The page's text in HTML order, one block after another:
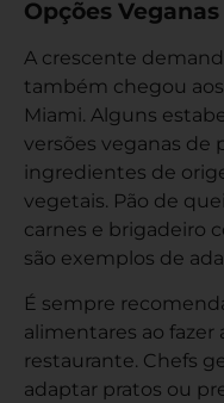
Opções Veganas
A crescente
também chegou
Miami. Alguns
versões veganas de
ingredientes de
vegetais. Pão de
carnes e brigadeiro
são exemplos de
É sempre
alimentares ao fazer
restaurante. Chefs
adaptar pratos ou